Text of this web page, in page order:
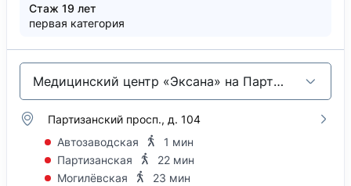
Стаж 19 лет
первая категория
Медицинский центр «Эксана» на Партизанском проспекте
Партизанский просп., д. 104
Автозаводская
1 мин
Партизанская
22 мин
Могилёвская
23 мин